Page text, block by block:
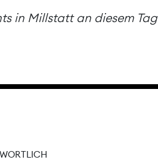
in Millstatt an diesem Tag